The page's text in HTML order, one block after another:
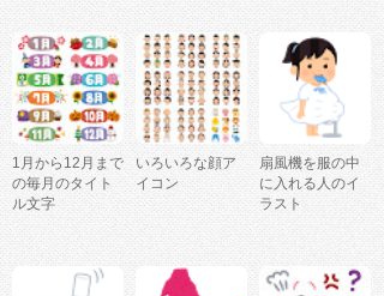
1月から12月まで
の毎月のタイト
ル文字
いろいろな顔ア
イコン
扇風機を服の中
に入れる人のイ
ラスト